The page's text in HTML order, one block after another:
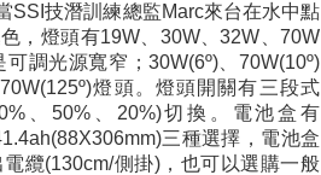
SSI技潛訓練總監Marc來台在水中點
，燈頭有19W、30W、32W、70W
可調光源寬窄；30W(6º)、70W(10º)
燈頭。燈頭開關有三段式
、50%、20%)切換。電池盒有
三種選擇，電池盒
纜(130cm/側掛)，也可以選購一般